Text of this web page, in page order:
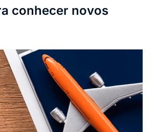
conhecer novos